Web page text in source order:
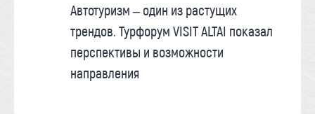
Автотуризм – один из растущих
трендов. Турфорум VISIT ALTAI показал
перспективы и возможности
направления